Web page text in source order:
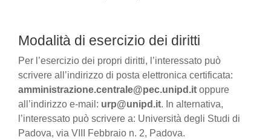
Modalità di esercizio dei diritti
Per l’esercizio dei propri diritti, l’interessato può
scrivere all’indirizzo di posta elettronica certificata:
amministrazione.centrale@pec.unipd.it oppure
all’indirizzo e-mail: urp@unipd.it. In alternativa,
l’interessato può scrivere a: Università degli Studi di
Padova, via VIII Febbraio n. 2, Padova.